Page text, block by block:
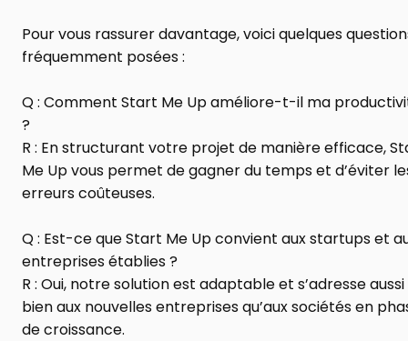
Pour vous rassurer davantage, voici quelques
fréquemment posées :
Q : Comment Start Me Up améliore-t-il ma
?
R : En structurant votre projet de manière efficace,
Me Up vous permet de gagner du temps et d’éviter
erreurs coûteuses.
Q : Est-ce que Start Me Up convient aux startups et
entreprises établies ?
R : Oui, notre solution est adaptable et s’adresse aussi
bien aux nouvelles entreprises qu’aux sociétés en
de croissance.